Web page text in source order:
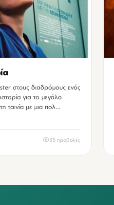
στους διαδρόμους ενός
για το μεγάλο
ταινία με μια πολ…
35 προβολές